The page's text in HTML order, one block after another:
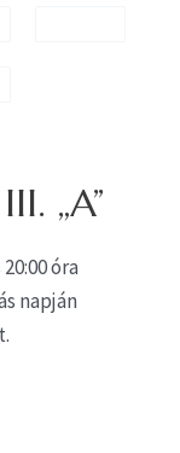
„A”
óra
napján